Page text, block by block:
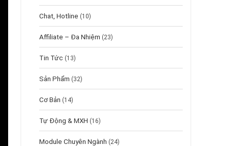
Chat, Hotline (10)
Affiliate – Đa Nhiệm (23)
Tin Tức (13)
Sản Phẩm (32)
Cơ Bản (14)
Tự Động & MXH (16)
Module Chuyên Ngành (24)